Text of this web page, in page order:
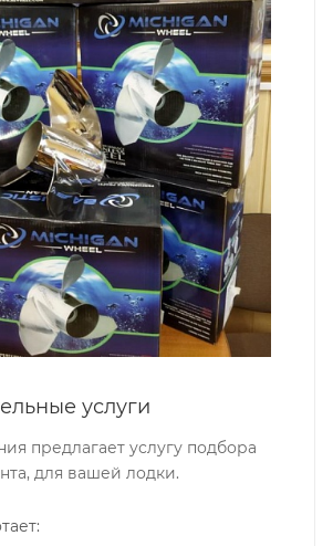
услуги
предлагает услугу подбора
для вашей лодки.